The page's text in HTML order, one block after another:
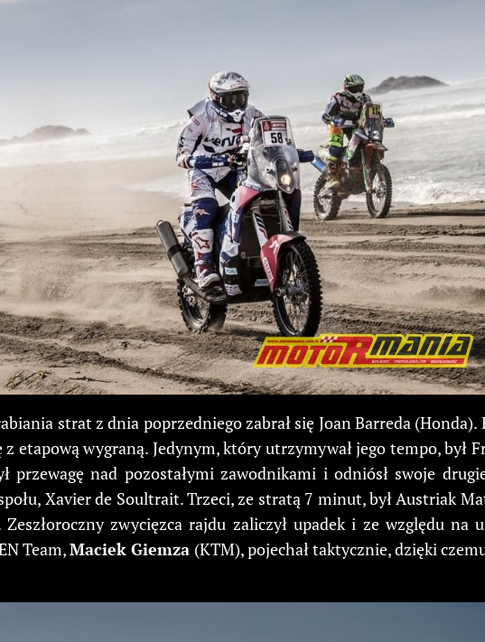
strat z dnia poprzedniego zabrał się Joan Barreda
z etapową wygraną. Jedynym, który utrzymywał jego tempo, był
przewagę nad pozostałymi zawodnikami i odniósł swoje
Xavier de Soultrait. Trzeci, ze stratą 7 minut, był Austriak
zwycięzca rajdu zaliczył upadek i ze względu na
Team,Maciek Giemza (KTM), pojechał taktycznie, dzięki